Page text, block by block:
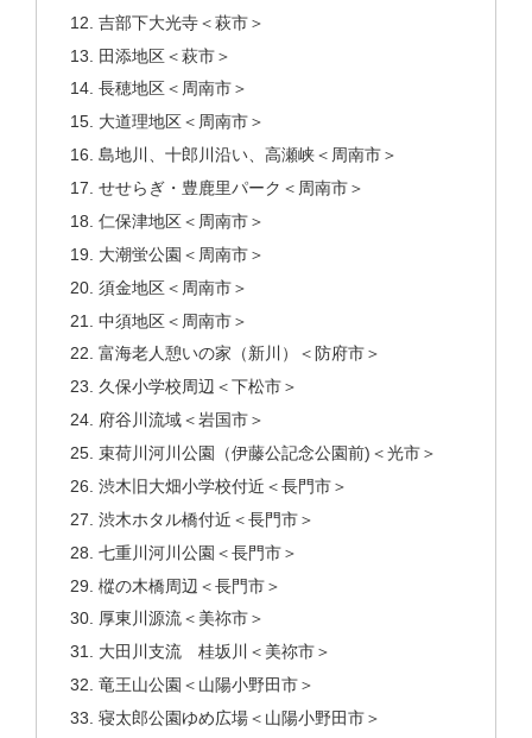
吉部下大光寺＜萩市＞
田添地区＜萩市＞
長穂地区＜周南市＞
大道理地区＜周南市＞
島地川、十郎川沿い、高瀬峡＜周南市＞
せせらぎ・豊鹿里パーク＜周南市＞
仁保津地区＜周南市＞
大潮蛍公園＜周南市＞
須金地区＜周南市＞
中須地区＜周南市＞
富海老人憩いの家（新川）＜防府市＞
久保小学校周辺＜下松市＞
府谷川流域＜岩国市＞
束荷川河川公園（伊藤公記念公園前)＜光市＞
渋木旧大畑小学校付近＜長門市＞
渋木ホタル橋付近＜長門市＞
七重川河川公園＜長門市＞
樅の木橋周辺＜長門市＞
厚東川源流＜美祢市＞
大田川支流 桂坂川＜美祢市＞
竜王山公園＜山陽小野田市＞
寝太郎公園ゆめ広場＜山陽小野田市＞